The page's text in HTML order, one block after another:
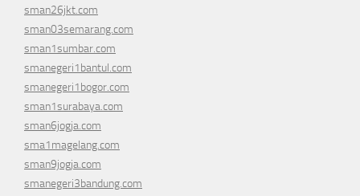
sman26jkt.com
sman03semarang.com
sman1sumbar.com
smanegeri1bantul.com
smanegeri1bogor.com
sman1surabaya.com
sman6jogja.com
sma1magelang.com
sman9jogja.com
smanegeri3bandung.com